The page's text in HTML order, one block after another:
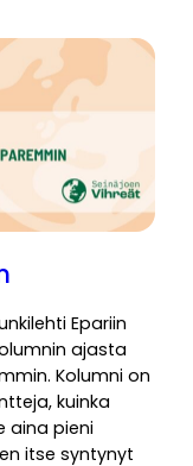
Epariin
ajasta
Kolumni on
kuinka
aina pieni
itse syntynyt